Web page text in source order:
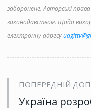
заборонене. Авторські
законодавством. Щодо
електронну адресу
ПОПЕРЕДНІЙ
Україна